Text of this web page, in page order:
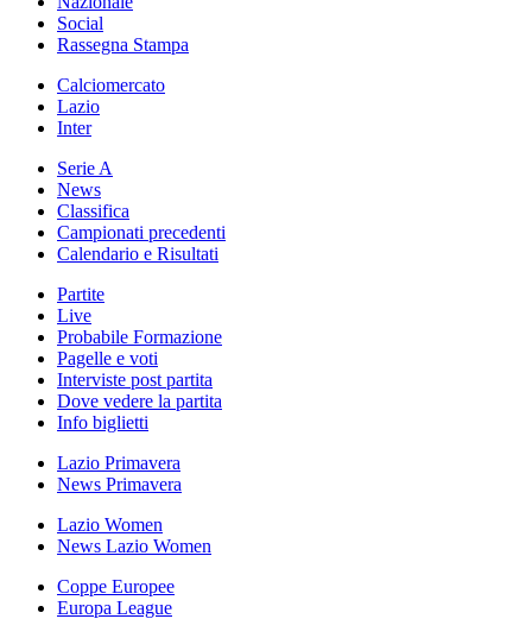
Social
Rassegna Stampa
Calciomercato
Lazio
Inter
Serie A
News
Classifica
Campionati precedenti
Calendario e Risultati
Partite
Live
Probabile Formazione
Pagelle e voti
Interviste post partita
Dove vedere la partita
Info biglietti
Lazio Primavera
News Primavera
Lazio Women
News Lazio Women
Coppe Europee
Europa League